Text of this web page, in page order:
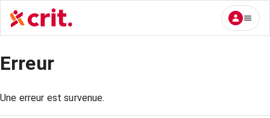
Erreur
Une erreur est survenue.